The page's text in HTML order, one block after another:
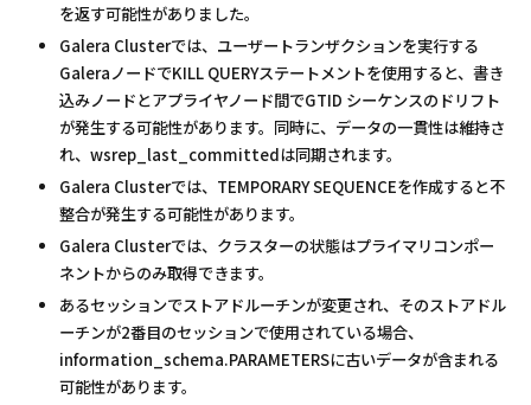
を返す可能性がありました。
Galera Clusterでは、ユーザートランザクションを実行する
GaleraノードでKILL QUERYステートメントを使用すると、書き
込みノードとアプライヤノード間でGTID シーケンスのドリフト
が発生する可能性があります。同時に、データの一貫性は維持さ
れ、wsrep_last_committedは同期されます。
Galera Clusterでは、TEMPORARY SEQUENCEを作成すると不
整合が発生する可能性があります。
Galera Clusterでは、クラスターの状態はプライマリコンポー
ネントからのみ取得できます。
あるセッションでストアドルーチンが変更され、そのストアドル
ーチンが2番目のセッションで使用されている場合、
information_schema.PARAMETERSに古いデータが含まれる
可能性があります。